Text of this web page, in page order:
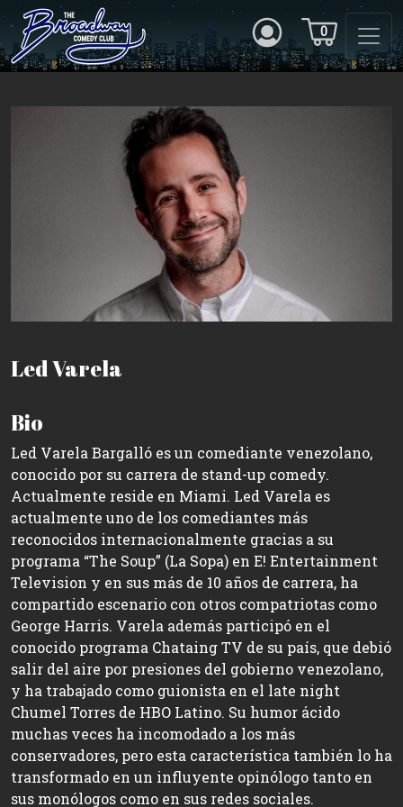
0
Led Varela
Bio
Led Varela Bargalló es un comediante venezolano,
conocido por su carrera de stand-up comedy.
Actualmente reside en Miami. Led Varela es
actualmente uno de los comediantes más
reconocidos internacionalmente gracias a su
programa “The Soup” (La Sopa) en E! Entertainment
Television y en sus más de 10 años de carrera, ha
compartido escenario con otros compatriotas como
George Harris. Varela además participó en el
conocido programa Chataing TV de su país, que debió
salir del aire por presiones del gobierno venezolano,
y ha trabajado como guionista en el late night
Chumel Torres de HBO Latino. Su humor ácido
muchas veces ha incomodado a los más
conservadores, pero esta característica también lo ha
transformado en un influyente opinólogo tanto en
sus monólogos como en sus redes sociales.